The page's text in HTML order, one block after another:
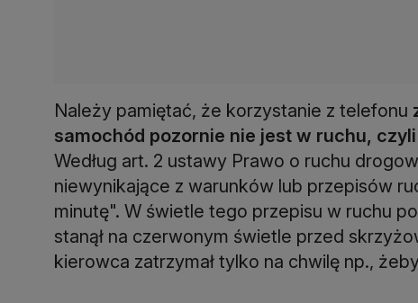
Należy pamiętać, że korzystanie z telefonu
samochód pozornie nie jest w ruchu,
Według art. 2 ustawy Prawo o ruchu
niewynikające z warunków lub przepisów
minutę". W świetle tego przepisu w ruchu
stanął na czerwonym świetle przed
kierowca zatrzymał tylko na chwilę np.,